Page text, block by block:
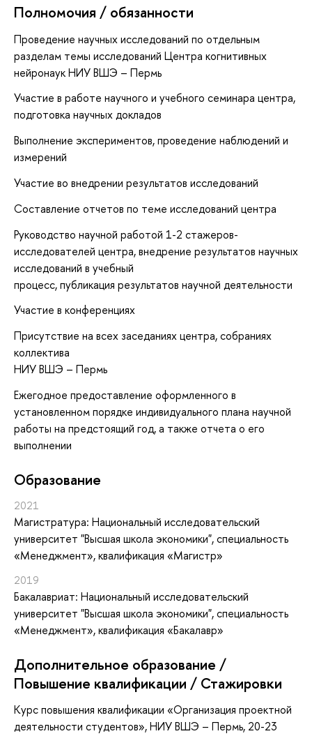
Полномочия / обязанности
Проведение научных исследований по отдельным
разделам темы исследований Центра когнитивных
нейронаук НИУ ВШЭ – Пермь
Участие в работе научного и учебного семинара центра,
подготовка научных докладов
Выполнение экспериментов, проведение наблюдений и
измерений
Участие во внедрении результатов исследований
Составление отчетов по теме исследований центра
Руководство научной работой 1-2 стажеров-
исследователей центра, внедрение результатов научных
исследований в учебный
процесс, публикация результатов научной деятельности
Участие в конференциях
Присутствие на всех заседаниях центра, собраниях
коллектива
НИУ ВШЭ – Пермь
Ежегодное предоставление оформленного в
установленном порядке индивидуального плана научной
работы на предстоящий год, а также отчета о его
выполнении
Oбразование
2021
Магистратура: Национальный исследовательский
университет "Высшая школа экономики", специальность
«Менеджмент», квалификация «Магистр»
2019
Бакалавриат: Национальный исследовательский
университет "Высшая школа экономики", специальность
«Менеджмент», квалификация «Бакалавр»
Дополнительное образование /
Повышение квалификации / Стажировки
Курс повышения квалификации «Организация проектной
деятельности студентов», НИУ ВШЭ – Пермь, 20-23